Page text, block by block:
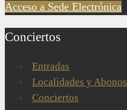
Acceso a Sede Electrónica
Conciertos
Entradas
Localidades y Abonos
Conciertos